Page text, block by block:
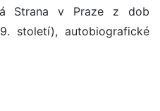
Strana v Praze z dob
století), autobiografické